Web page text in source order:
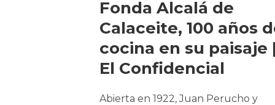
Fonda Alcalá de
Calaceite, 100 años
cocina en su paisaje |
El Confidencial
Abierta en 1922, Juan Perucho y